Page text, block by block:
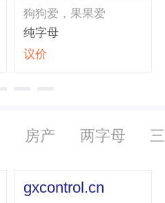
狗狗爱，果果爱
纯字母
议价
房产 两字母
gxcontrol.cn